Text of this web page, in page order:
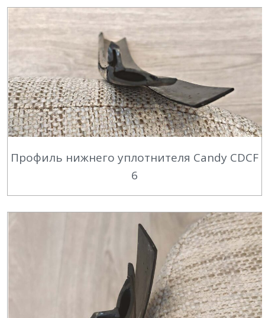
Профиль нижнего уплотнителя Candy CDCF
6